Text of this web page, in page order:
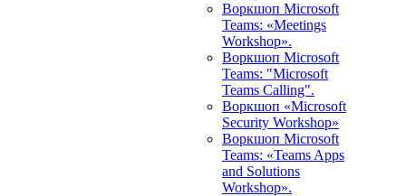
Воркшоп Microsoft
Teams: «Meetings
Workshop».
Воркшоп Microsoft
Teams: "Microsoft
Teams Calling".
Воркшоп «Microsoft
Security Workshop»
Воркшоп Microsoft
Teams: «Teams Apps
and Solutions
Workshop».